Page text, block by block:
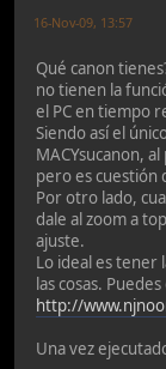
16-Nov-09, 13:57
Qué canon
no tienen la
el PC en tiempo
Siendo así el
MACYsucanon,
pero es cuestión
Por otro lado,
dale al zoom a
ajuste.
Lo ideal es tener
las cosas.
http://
Una vez